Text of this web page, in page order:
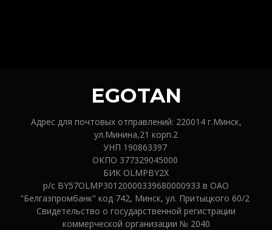
EGOTAN
Адрес для почтовых отправлений: 220014 г.Минск,
ул.Минина,21 корп.2
УНП 190863397
ОКПО 377329045000
БИК OLMPBY2X
р/с BY57OLMP30120000339680000933 в ОАО
"Белгазпромбанк" код 742, Минск, ул. Притыцкого 60/2
Свидетельство о государственной регистрации
коммерческой организации № 2040